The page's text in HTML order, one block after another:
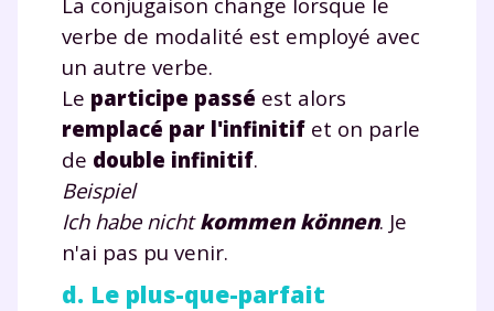
verbe de modalité est employé avec
un autre verbe.
Le participe passé est alors
remplacé par l'infinitif et on parle
de double infinitif.
Beispiel
Ich habe nichtkommen können. Je
n'ai pas pu venir.
d. Le plus-que-parfait